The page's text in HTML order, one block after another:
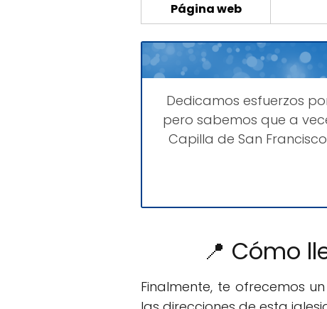
Página web
Dedicamos esfuerzos
pero sabemos que a
Capilla de San
📍 Cómo
Finalmente, te ofrecemos un